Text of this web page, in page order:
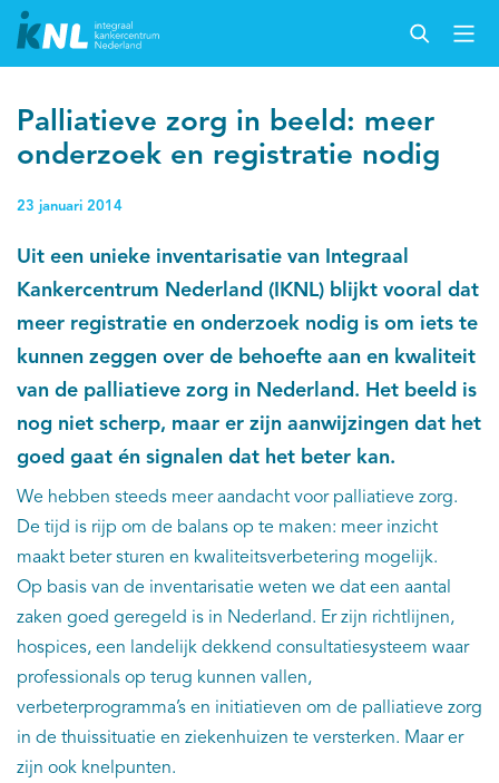
Palliatieve zorg in beeld: meer
onderzoek en registratie nodig
23 januari 2014
Uit een unieke inventarisatie van Integraal
Kankercentrum Nederland (IKNL) blijkt vooral dat
meer registratie en onderzoek nodig is om iets te
kunnen zeggen over de behoefte aan en kwaliteit
van de palliatieve zorg in Nederland. Het beeld is
nog niet scherp, maar er zijn aanwijzingen dat het
goed gaat én signalen dat het beter kan.
We hebben steeds meer aandacht voor palliatieve zorg.
De tijd is rijp om de balans op te maken: meer inzicht
maakt beter sturen en kwaliteitsverbetering mogelijk.
Op basis van de inventarisatie weten we dat een aantal
zaken goed geregeld is in Nederland. Er zijn richtlijnen,
hospices, een landelijk dekkend consultatiesysteem waar
professionals op terug kunnen vallen,
verbeterprogramma’s en initiatieven om de palliatieve zorg
in de thuissituatie en ziekenhuizen te versterken. Maar er
zijn ook knelpunten.